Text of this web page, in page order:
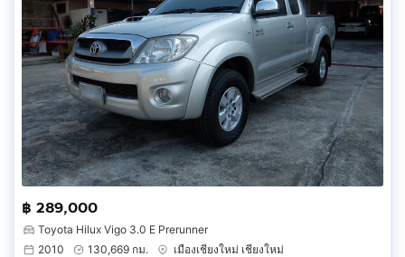
฿ 289,000
Toyota Hilux Vigo 3.0 E Prerunner
2010
130,669 กม.
เมืองเชียงใหม่ เชียงใหม่